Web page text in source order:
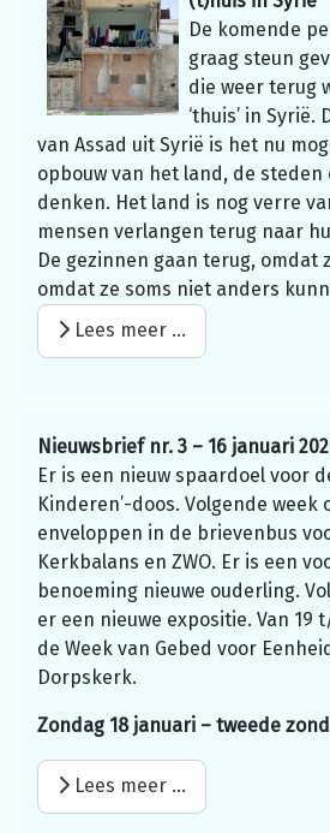
De komende
graag steun
die weer terug
‘thuis’ in
van Assad uit Syrië is het nu
opbouw van het land, de steden
denken. Het land is nog verre
mensen verlangen terug naar
De gezinnen gaan terug, omdat
omdat ze soms niet anders
Lees meer …
Nieuwsbrief nr. 3 – 16 januari
Er is een nieuw spaardoel voor
Kinderen’-doos. Volgende week
enveloppen in de brievenbus
Kerkbalans en ZWO. Er is een
benoeming nieuwe ouderling.
er een nieuwe expositie. Van 19
de Week van Gebed voor
Dorpskerk.
Zondag 18 januari – tweede
Lees meer …